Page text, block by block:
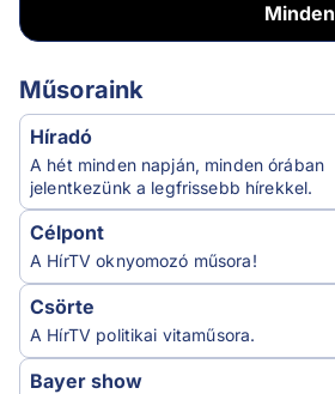
Minden
Műsoraink
Híradó
A hét minden napján, minden órában
jelentkezünk a legfrissebb hírekkel.
Célpont
A HírTV oknyomozó műsora!
Csörte
A HírTV politikai vitaműsora.
Bayer show